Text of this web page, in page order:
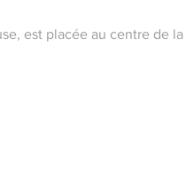
est placée au centre de